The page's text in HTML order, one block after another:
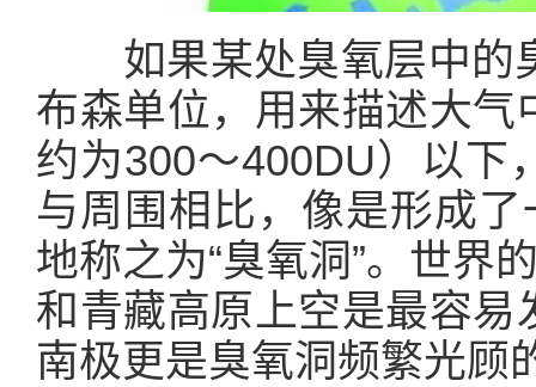
如果某处臭氧层中的
布森单位，用来描述大
约为300～400DU）以下
与周围相比，像是形成了
地称之为“臭氧洞”。世界
和青藏高原上空是最容
南极更是臭氧洞频繁光顾